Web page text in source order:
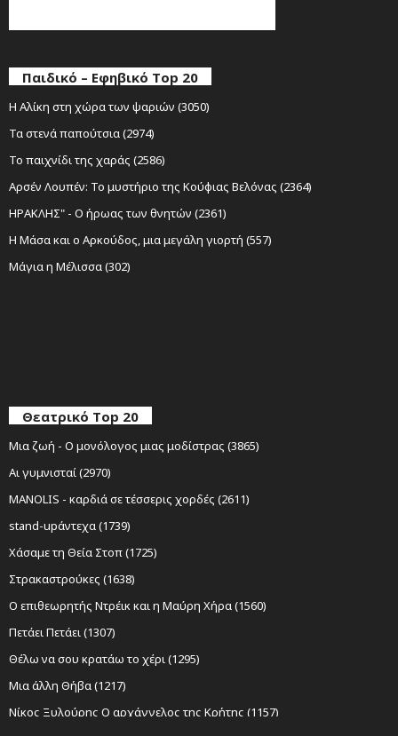
Παιδικό – Εφηβικό Top 20
Η Αλίκη στη χώρα των ψαριών (3050)
Τα στενά παπούτσια (2974)
Το παιχνίδι της χαράς (2586)
Αρσέν Λουπέν: Το μυστήριο της Κούφιας Βελόνας (2364)
ΗΡΑΚΛΗΣ" - Ο ήρωας των θνητών (2361)
Η Μάσα και ο Αρκούδος, μια μεγάλη γιορτή (557)
Μάγια η Μέλισσα (302)
Θεατρικό Top 20
Μια ζωή - Ο μονόλογος μιας μοδίστρας (3865)
Αι γυμνισταί (2970)
MANOLIS - καρδιά σε τέσσερις χορδές (2611)
stand-upάντεχα (1739)
Χάσαμε τη Θεία Στοπ (1725)
Στρακαστρούκες (1638)
Ο επιθεωρητής Ντρέικ και η Μαύρη Χήρα (1560)
Πετάει Πετάει (1307)
Θέλω να σου κρατάω το χέρι (1295)
Μια άλλη Θήβα (1217)
Νίκος Ξυλούρης Ο αρχάγγελος της Κρήτης (1157)